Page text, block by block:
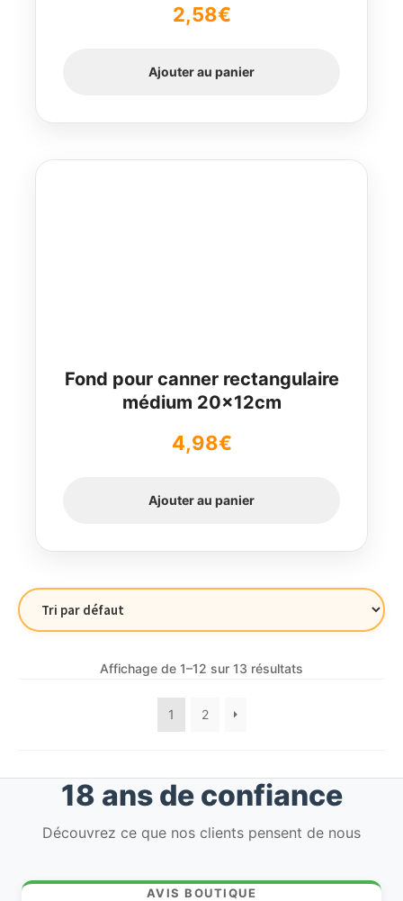
5
2,58€
Ajouter au panier
Fond pour canner rectangulaire
médium 20x12cm
4,98€
Ajouter au panier
Affichage de 1–12 sur 13 résultats
1 2
18 ans de confiance
Découvrez ce que nos clients pensent de nous
AVIS BOUTIQUE